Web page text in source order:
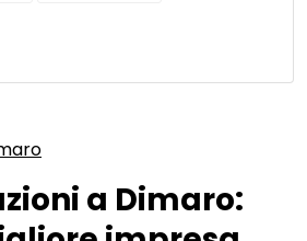
a Dimaro: